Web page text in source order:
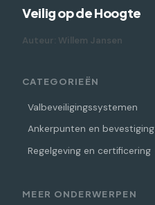
Veilig op de Hoogte
Auteur: Willem Jansen
CATEGORIEËN
Valbeveiligingssystemen
Ankerpunten en bevestiging
Regelgeving en certificering
MEER ONDERWERPEN